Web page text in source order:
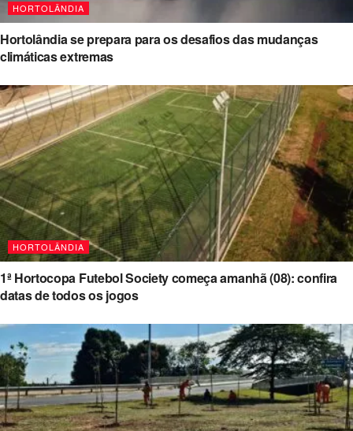
HORTOLÂNDIA
Hortolândia se prepara para os desafios das mudanças
climáticas extremas
HORTOLÂNDIA
1ª Hortocopa Futebol Society começa amanhã (08): confira
datas de todos os jogos